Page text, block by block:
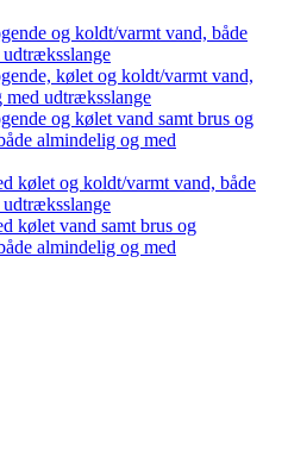
og koldt/varmt vand, både
kølet og koldt/varmt vand,
med udtræksslange
og kølet vand samt brus og
almindelig og med
kølet og koldt/varmt vand, både
kølet vand samt brus og
almindelig og med